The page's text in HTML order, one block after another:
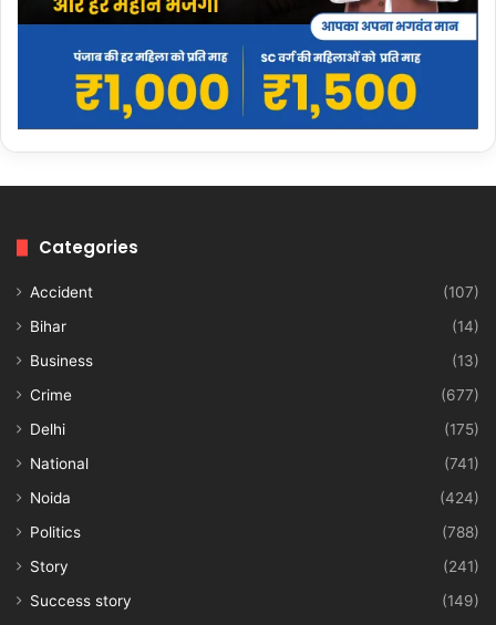
Categories
Accident
(107)
Bihar
(14)
Business
(13)
Crime
(677)
Delhi
(175)
National
(741)
Noida
(424)
Politics
(788)
Story
(241)
Success story
(149)